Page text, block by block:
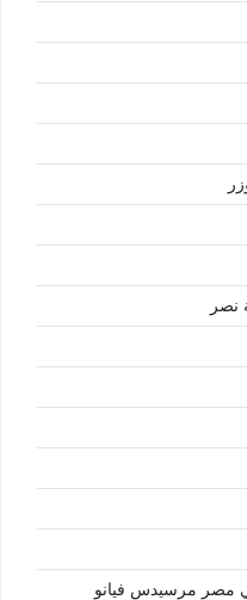
نصر
في مصر مرسيدس فيانو